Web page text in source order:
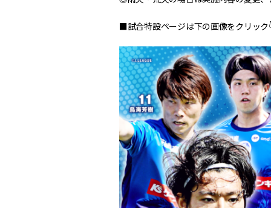
■試合特設ページは下の画像をクリック